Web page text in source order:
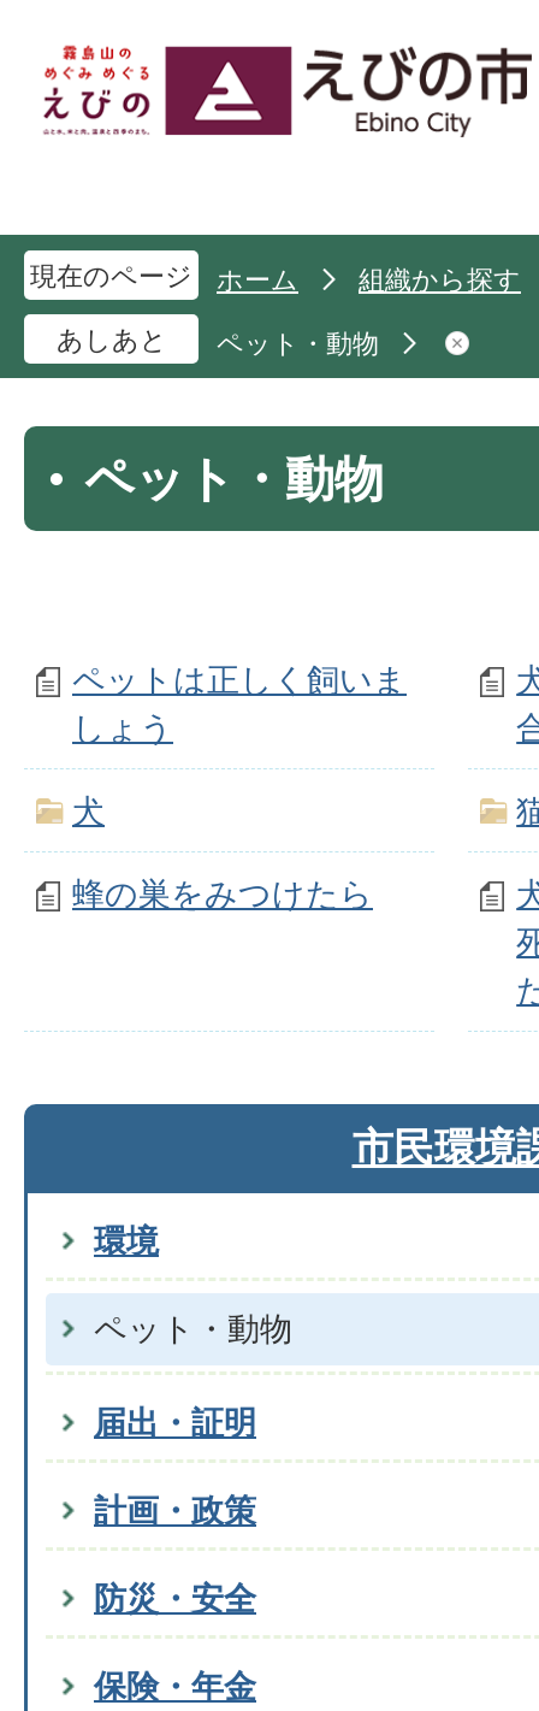
現在のページ ホーム
組織から探す
あしあと
ペット・動物
ペット・動物
ペットは正しく飼いま
しょう
犬
蜂の巣をみつけたら
市民環境
環境
ペット・動物
届出・証明
計画・政策
防災・安全
保険・年金